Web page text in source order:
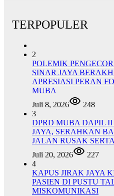
TERPOPULER
2
POLEMIK
SINAR JAYA
APRESIASI PERAN
MUBA
Juli 8, 2026
248
3
DPRD MUBA DAPIL
JAYA, SERAHKAN
JALAN RUSAK
Juli 20, 2026
227
4
KAPUS JIRAK JAYA
PASIEN DI PUSTU
MISKOMUNIKASI